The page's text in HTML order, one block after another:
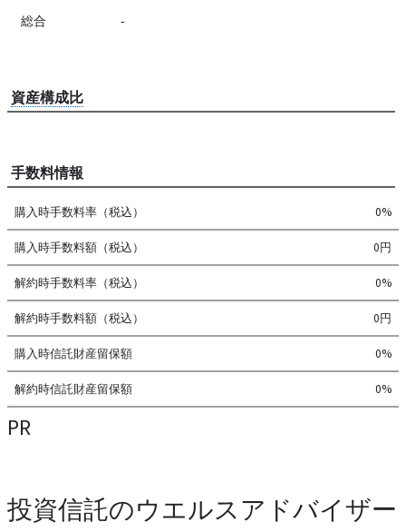
総合 -
資産構成比
手数料情報
購入時手数料率（税込） 0%
購入時手数料額（税込） 0円
解約時手数料率（税込） 0%
解約時手数料額（税込） 0円
購入時信託財産留保額 0%
解約時信託財産留保額 0%
PR
投資信託のウエルスアドバイザー